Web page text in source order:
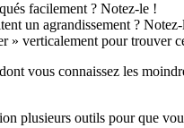
facilement ? Notez-le !
un agrandissement ?
» verticalement pour trouver
vous connaissez les
plusieurs outils pour que